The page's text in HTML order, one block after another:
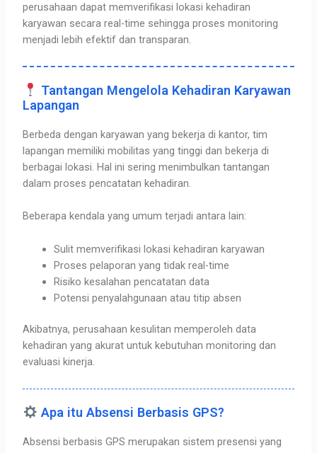
perusahaan dapat memverifikasi lokasi kehadiran
karyawan secara real-time sehingga proses monitoring
menjadi lebih efektif dan transparan.
Tantangan Mengelola Kehadiran Karyawan
Lapangan
Berbeda dengan karyawan yang bekerja di kantor, tim
lapangan memiliki mobilitas yang tinggi dan bekerja di
berbagai lokasi. Hal ini sering menimbulkan tantangan
dalam proses pencatatan kehadiran.
Beberapa kendala yang umum terjadi antara lain:
Sulit memverifikasi lokasi kehadiran karyawan
Proses pelaporan yang tidak real-time
Risiko kesalahan pencatatan data
Potensi penyalahgunaan atau titip absen
Akibatnya, perusahaan kesulitan memperoleh data
kehadiran yang akurat untuk kebutuhan monitoring dan
evaluasi kinerja.
Apa itu Absensi Berbasis GPS?
Absensi berbasis GPS merupakan sistem presensi yang